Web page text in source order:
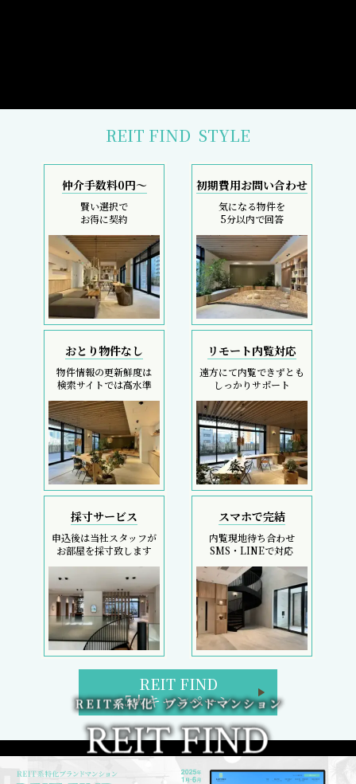
REIT FIND STYLE
仲介手数料0円～
賢い選択で
お得に契約
初期費用お問い合わせ
気になる物件を
5分以内で回答
おとり物件なし
物件情報の更新鮮度は
検索サイトでは高水準
リモート内覧対応
遠方にて内覧できずとも
しっかりサポート
採寸サービス
申込後は当社スタッフが
お部屋を採寸致します
スマホで完結
内覧現地待ち合わせ
SMS・LINEで対応
REIT FIND
5大キャンペーン